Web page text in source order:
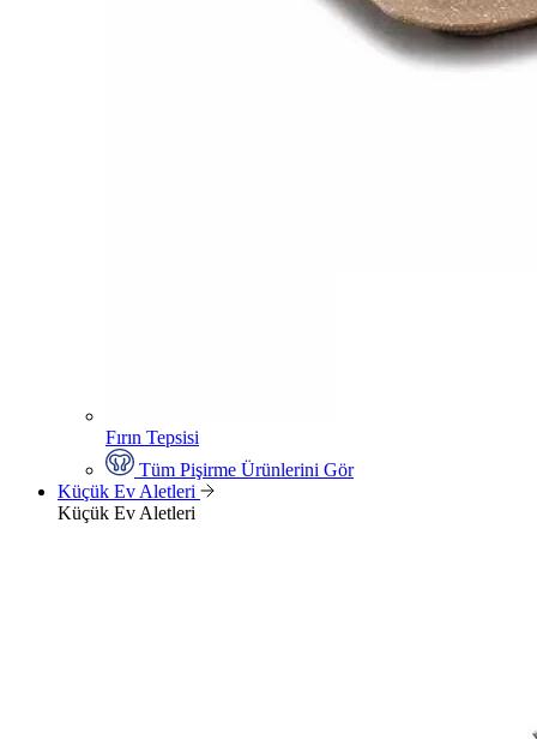
Fırın Tepsisi
Tüm Pişirme Ürünlerini Gör
Küçük Ev Aletleri
Küçük Ev Aletleri